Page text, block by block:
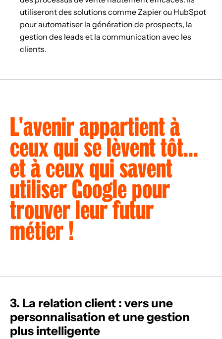
utiliseront des solutions comme Zapier ou HubSpot
pour automatiser la génération de prospects, la
gestion des leads et la communication avec les
clients.
L'avenirappartientà
ceux quiselèventtôt...
etàceux quisavent
utiliserGooglepour
trouverleurfutur
métier!
3. La relation client : vers une
personnalisation et une gestion
plus intelligente